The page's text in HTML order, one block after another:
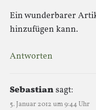
Ein wunderbarer
hinzufügen kann.
Antworten
Sebastiansagt:
5. Januar 2012 um 9:44 Uhr